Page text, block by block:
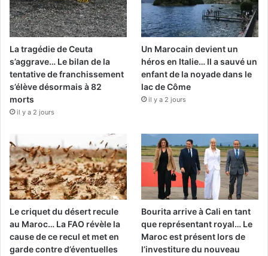
La tragédie de Ceuta
s’aggrave… Le bilan de la
tentative de franchissement
s’élève désormais à 82
morts
il y a 2 jours
Un Marocain devient un
héros en Italie… Il a sauvé un
enfant de la noyade dans le
lac de Côme
il y a 2 jours
Le criquet du désert recule
au Maroc… La FAO révèle la
cause de ce recul et met en
garde contre d’éventuelles
Bourita arrive à Cali en tant
que représentant royal… Le
Maroc est présent lors de
l’investiture du nouveau